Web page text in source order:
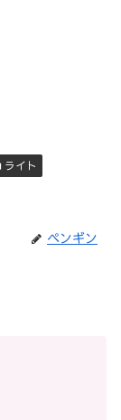
ライト
ペンギン